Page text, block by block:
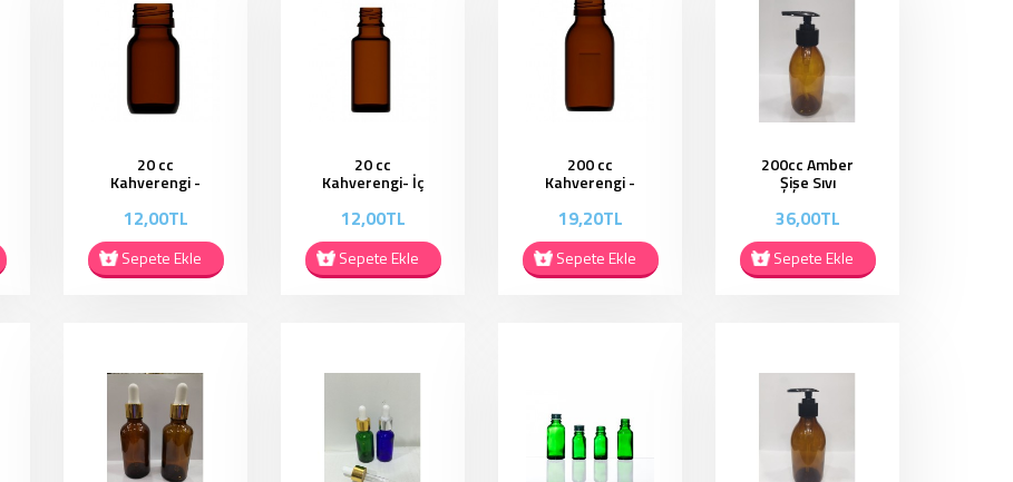
20 cc
Kahverengi -
ES006
12,00TL
Sepete Ekle
20 cc
Kahverengi- İç
Kapaklı ŞiŞe
12,00TL
Sepete Ekle
200 cc
Kahverengi -
ES051
19,20TL
Sepete Ekle
200cc Amber
Şişe Sıvı
Sabunluk -
SSP02
36,00TL
Sepete Ekle